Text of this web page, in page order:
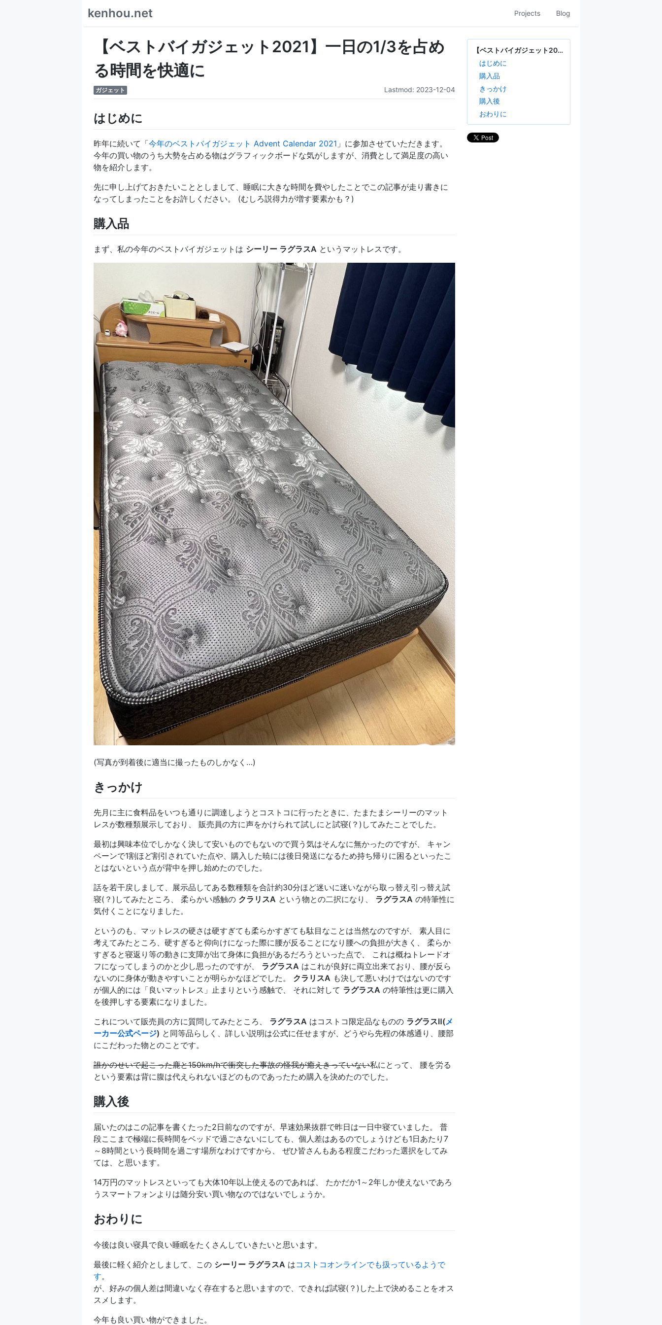
kenhou.net Projects Blog
【ベストバイガジェット2021】一日の1/3を占め
る時間を快適に
ガジェット Lastmod: 2023-12-04
はじめに
昨年に続いて「今年のベストバイガジェット Advent Calendar 2021 」に参加させていただきます。
今年の買い物のうち大勢を占める物はグラフィックボードな気がしますが、消費として満足度の高い
物を紹介します。
先に申し上げておきたいこととしまして、睡眠に大きな時間を費やしたことでこの記事が走り書きに
なってしまったことをお許しください。 (むしろ説得力が増す要素かも？)
購入品
まず、私の今年のベストバイガジェットは シーリー ラグラスA というマットレスです。
(写真が到着後に適当に撮ったものしかなく…)
きっかけ
先月に主に食料品をいつも通りに調達しようとコストコに行ったときに、たまたまシーリーのマット
レスが数種類展示しており、 販売員の方に声をかけられて試しにと試寝(？)してみたことでした。
最初は興味本位でしかなく決して安いものでもないので買う気はそんなに無かったのですが、 キャン
ペーンで1割ほど割引されていた点や、購入した暁には後日発送になるため持ち帰りに困るといったこ
とはないという点が背中を押し始めたのでした。
話を若干戻しまして、展示品してある数種類を合計約30分ほど迷いに迷いながら取っ替え引っ替え試
寝(？)してみたところ、 柔らかい感触の クラリスA という物との二択になり、 ラグラスA の特筆性に
気付くことになりました。
というのも、マットレスの硬さは硬すぎても柔らかすぎても駄目なことは当然なのですが、 素人目に
考えてみたところ、硬すぎると仰向けになった際に腰が反ることになり腰への負担が大きく、 柔らか
すぎると寝返り等の動きに支障が出て身体に負担があるだろうといった点で、 これは概ねトレードオ
フになってしまうのかと少し思ったのですが、 ラグラスA はこれが良好に両立出来ており、腰が反ら
ないのに身体が動きやすいことが明らかなほどでした。 クラリスA も決して悪いわけではないのです
が個人的には「良いマットレス」止まりという感触で、 それに対して ラグラスA の特筆性は更に購入
を後押しする要素になりました。
これについて販売員の方に質問してみたところ、 ラグラスA はコストコ限定品なものの ラグラスⅡ(メ
ーカー公式ページ) と同等品らしく、詳しい説明は公式に任せますが、どうやら先程の体感通り、腰部
にこだわった物とのことです。
誰かのせいで起こった鹿と150km/hで衝突した事故の怪我が癒えきっていない私にとって、 腰を労る
という要素は背に腹は代えられないほどのものであったため購入を決めたのでした。
購入後
届いたのはこの記事を書くたった2日前なのですが、早速効果抜群で昨日は一日中寝ていました。 普
段ここまで極端に長時間をベッドで過ごさないにしても、個人差はあるのでしょうけども1日あたり7
～8時間という長時間を過ごす場所なわけですから、 ぜひ皆さんもある程度こだわった選択をしてみ
ては、と思います。
14万円のマットレスといっても大体10年以上使えるのであれば、 たかだか1～2年しか使えないであろ
うスマートフォンよりは随分安い買い物なのではないでしょうか。
おわりに
今後は良い寝具で良い睡眠をたくさんしていきたいと思います。
最後に軽く紹介としまして、この シーリー ラグラスA はコストコオンラインでも扱っているようで
す。
が、好みの個人差は間違いなく存在すると思いますので、できれば試寝(？)した上で決めることをオス
スメします。
今年も良い買い物ができました。
【ベストバイガジェット2021】一日の1/3を占める時間を快適に
はじめに
購入品
きっかけ
購入後
おわりに